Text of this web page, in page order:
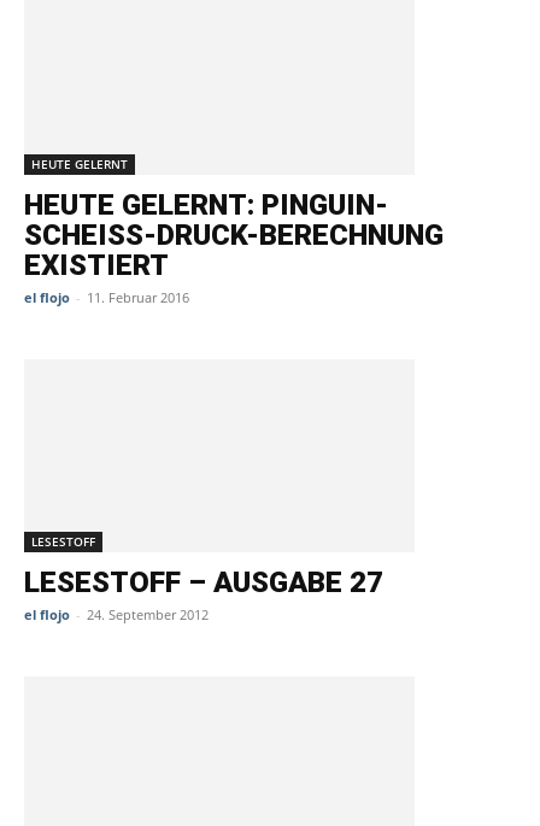
HEUTE GELERNT
HEUTE GELERNT: PINGUIN-
SCHEISS-DRUCK-BERECHNUNG E
XISTIERT
el flojo - 11. Februar 2016
LESESTOFF
LESESTOFF – AUSGABE 27
el flojo - 24. September 2012